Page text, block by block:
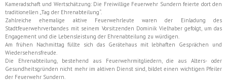
Kameradschaft und Wertschätzung: Die Freiwillige Feuerwehr Sundern feierte dort den
traditionellen „Tag der Ehrenabteilung“.
Zahlreiche ehemalige aktive Feuerwehrleute waren der Einladung des
Stadtfeuerwehrverbandes mit seinem Vorsitzenden Dominik Vielhaber gefolgt, um das
Engagement und die Lebensleistung der Ehrenabteilung zu würdigen.
Am frühen Nachmittag füllte sich das Gerätehaus mit lebhaften Gesprächen und
Wiedersehensfreude.
Die Ehrenabteilung, bestehend aus Feuerwehrmitgliedern, die aus Alters- oder
Gesundheitsgründen nicht mehr im aktiven Dienst sind, bildet einen wichtigen Pfeiler
der Feuerwehr Sundern.